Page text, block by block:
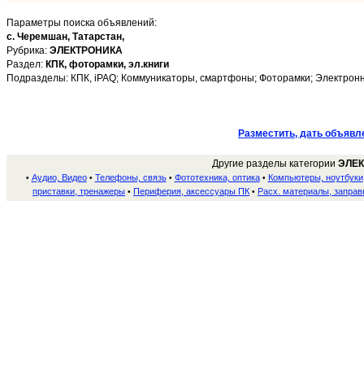
Параметры поиска объявлений:
с. Черемшан, Татарстан,
Рубрика: ЭЛЕКТРОНИКА
Раздел: КПК, фоторамки, эл.книги
Подразделы: КПК, iPAQ; Коммуникаторы, смартфоны; Фоторамки;
Разместить, дать
Другие разделы категории
• Аудио, Видео• Телефоны, связь• Фототехника, оптика• Компьютеры, ноутбуки
приставки, тренажеры • Периферия, аксессуары ПК • Расх. материалы,